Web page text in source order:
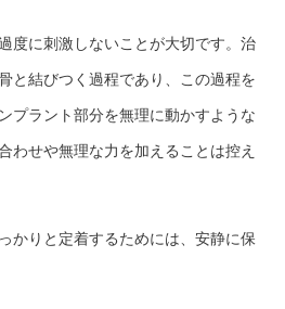
度に刺激しないことが大切です。治
と結びつく過程であり、この過程を
プラント部分を無理に動かすような
わせや無理な力を加えることは控え
かりと定着するためには、安静に保